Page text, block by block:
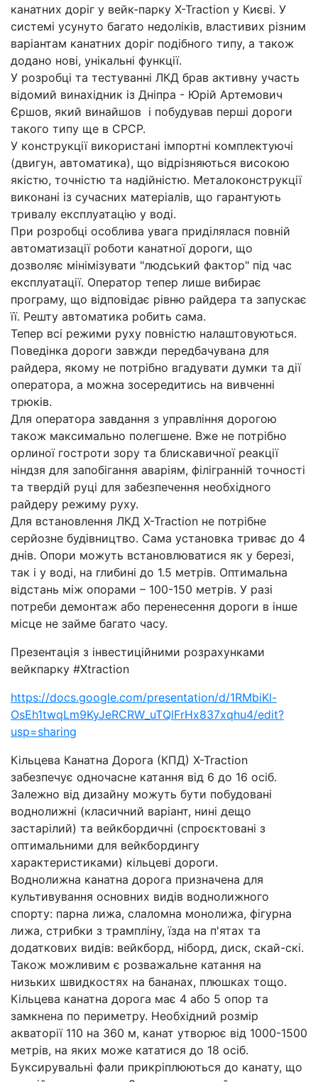
канатних доріг у вейк-парку X-Traction у Києві. У
системі усунуто багато недоліків, властивих різним
варіантам канатних доріг подібного типу, а також
додано нові, унікальні функції.
У розробці та тестуванні ЛКД брав активну участь
відомий винахідник із Дніпра - Юрій Артемович
Єршов, який винайшов і побудував перші дороги
такого типу ще в СРСР.
У конструкції використані імпортні комплектуючі
(двигун, автоматика), що відрізняються високою
якістю, точністю та надійністю. Металоконструкції
виконані із сучасних матеріалів, що гарантують
тривалу експлуатацію у воді.
При розробці особлива увага приділялася повній
автоматизації роботи канатної дороги, що
дозволяє мінімізувати "людський фактор" під час
експлуатації. Оператор тепер лише вибирає
програму, що відповідає рівню райдера та запускає
її. Решту автоматика робить сама.
Тепер всі режими руху повністю налаштовуються.
Поведінка дороги завжди передбачувана для
райдера, якому не потрібно вгадувати думки та дії
оператора, а можна зосередитись на вивченні
трюків.
Для оператора завдання з управління дорогою
також максимально полегшене. Вже не потрібно
орлиної гостроти зору та блискавичної реакції
ніндзя для запобігання аваріям, філігранній точності
та твердій руці для забезпечення необхідного
райдеру режиму руху.
Для встановлення ЛКД X-Traction не потрібне
серйозне будівництво. Сама установка триває до 4
днів. Опори можуть встановлюватися як у березі,
так і у воді, на глибині до 1.5 метрів. Оптимальна
відстань між опорами – 100-150 метрів. У разі
потреби демонтаж або перенесення дороги в інше
місце не займе багато часу.
Презентація з інвестиційними розрахунками
вейкпарку #Xtraction
https://docs.google.com/presentation/d/1RMbiKl-
OsEh1twqLm9KyJeRCRW_uTQlFrHx837xqhu4/edit?
usp=sharing
Кільцева Канатна Дорога (КПД) X-Traction
забезпечує одночасне катання від 6 до 16 осіб.
Залежно від дизайну можуть бути побудовані
воднолижні (класичний варіант, нині дещо
застарілий) та вейкбордичні (спроєктовані з
оптимальними для вейкбордингу
характеристиками) кільцеві дороги.
Воднолижна канатна дорога призначена для
культивування основних видів воднолижного
спорту: парна лижа, слаломна монолижа, фігурна
лижа, стрибки з трампліну, їзда на п'ятах та
додаткових видів: вейкборд, ніборд, диск, скай-скі.
Також можливим є розважальне катання на
низьких швидкостях на бананах, плюшках тощо.
Кільцева канатна дорога має 4 або 5 опор та
замкнена по периметру. Необхідний розмір
акваторії 110 на 360 м, канат утворює від 1000-1500
метрів, на яких може кататися до 18 осіб.
Буксирувальні фали прикріплюються до канату, що